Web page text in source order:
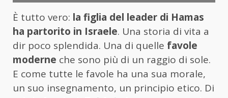
È tutto vero: la figlia del leader di Hamas
ha partorito in Israele. Una storia di vita a
dir poco splendida. Una di quelle favole
moderne che sono più di un raggio di sole.
E come tutte le favole ha una sua morale,
un suo insegnamento, un principio etico. Di